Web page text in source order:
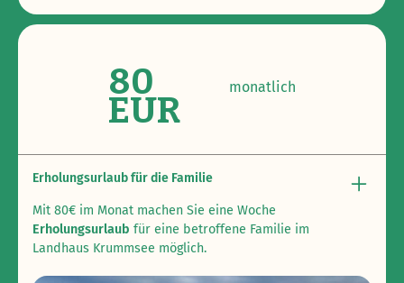
80
EUR
monatlich
Erholungsurlaub für die Familie
Mit 80€ im Monat machen Sie eine Woche
Erholungsurlaub für eine betroffene Familie im
Landhaus Krummsee möglich.